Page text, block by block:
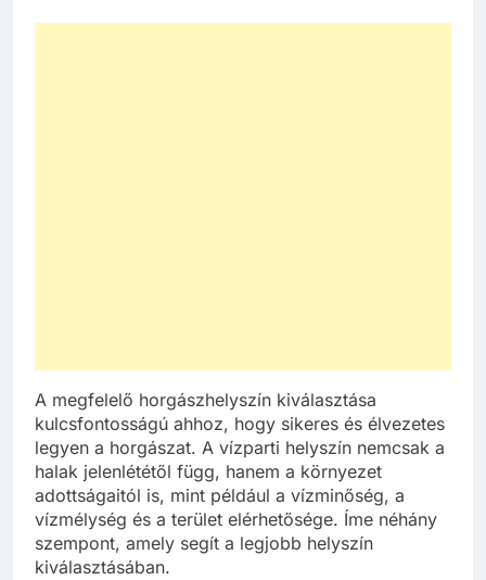
A megfelelő horgászhelyszín kiválasztása
kulcsfontosságú ahhoz, hogy sikeres és élvezetes
legyen a horgászat. A vízparti helyszín nemcsak a
halak jelenlététől függ, hanem a környezet
adottságaitól is, mint például a vízminőség, a
vízmélység és a terület elérhetősége. Íme néhány
szempont, amely segít a legjobb helyszín
kiválasztásában.